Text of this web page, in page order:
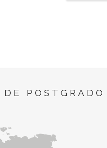
POSTGRADO